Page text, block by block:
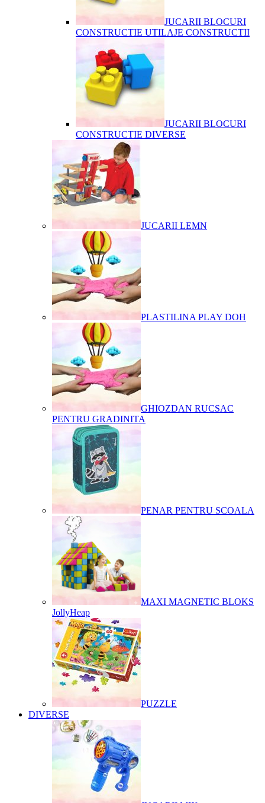
JUCARII BLOCURI
CONSTRUCTIE UTILAJE CONSTRUCTII
JUCARII BLOCURI
CONSTRUCTIE DIVERSE
JUCARII LEMN
PLASTILINA PLAY DOH
GHIOZDAN RUCSAC
PENTRU GRADINITA
PENAR PENTRU SCOALA
MAXI MAGNETIC BLOKS
JollyHeap
PUZZLE
DIVERSE